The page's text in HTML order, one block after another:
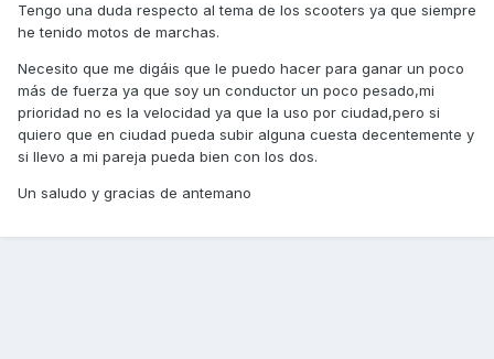
Tengo una duda respecto al tema de los scooters ya que siempre
he tenido motos de marchas.
Necesito que me digáis que le puedo hacer para ganar un poco
más de fuerza ya que soy un conductor un poco pesado,mi
prioridad no es la velocidad ya que la uso por ciudad,pero si
quiero que en ciudad pueda subir alguna cuesta decentemente y
si llevo a mi pareja pueda bien con los dos.
Un saludo y gracias de antemano